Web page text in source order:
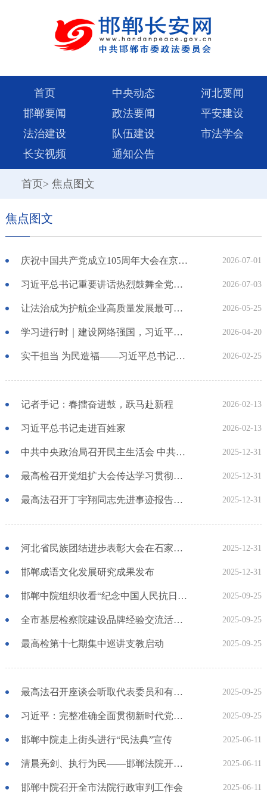
首页 中央动态
河北要闻
邯郸要闻
政法要闻
平安建设
法治建设
队伍建设
市法学会
长安视频
通知公告
首页> 焦点图文
焦点图文
庆祝中国共产党成立105周年大会在京举行 2026-07-01
习近平总书记重要讲话热烈鼓舞全党全军全国各族人民 2026-07-03
让法治成为护航企业高质量发展最可靠保障——国新办发布会介绍规范涉企行政执法专项行动有关情况 2026-05-25
学习进行时｜建设网络强国，习近平总书记这样引领 2026-04-20
实干担当 为民造福——习近平总书记引领全党树立和践行正确政绩观 2026-02-25
记者手记：春擂奋进鼓，跃马赴新程 2026-02-13
习近平总书记走进百姓家 2026-02-13
中共中央政治局召开民主生活会 中共中央总书记习近平主持会议 2025-12-31
最高检召开党组扩大会传达学习贯彻中央经济工作会议精神 2025-12-31
最高法召开丁宇翔同志先进事迹报告会 汲取榜样力量 忠诚履职担当 更好为大局服务、为人民司法 2025-12-31
河北省民族团结进步表彰大会在石家庄举行 2025-12-31
邯郸成语文化发展研究成果发布 2025-12-31
邯郸中院组织收看“纪念中国人民抗日战争暨世界反法西斯战争胜利80周年大会”主题活动 2025-09-25
全市基层检察院建设品牌经验交流活动成功举办 2025-09-25
最高检第十七期集中巡讲支教启动 2025-09-25
最高法召开座谈会听取代表委员和有关单位对海事审判工作的意见建议 2025-09-25
习近平：完整准确全面贯彻新时代党的治疆方略 努力建设团结和谐、繁荣富裕、文明进步、安居乐业、生态良好的社会主义现代化新疆 2025-09-25
邯郸中院走上街头进行“民法典”宣传 2025-06-11
清晨亮剑、执行为民——邯郸法院开展"拉网式"集中执行统一行动 2025-06-11
邯郸中院召开全市法院行政审判工作会 2025-06-11